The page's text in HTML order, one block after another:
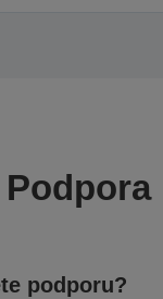
Podpora
podporu?